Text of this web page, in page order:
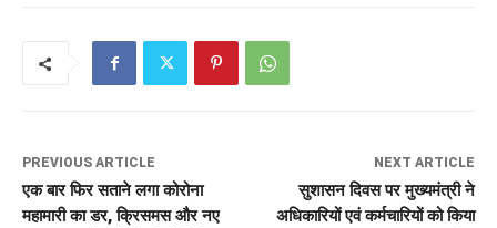
PREVIOUS ARTICLE
एक बार फिर सताने लगा कोरोना
महामारी का डर, क्रिसमस और नए
NEXT ARTICLE
सुशासन दिवस पर मुख्यमंत्री ने
अधिकारियों एवं कर्मचारियों को किया